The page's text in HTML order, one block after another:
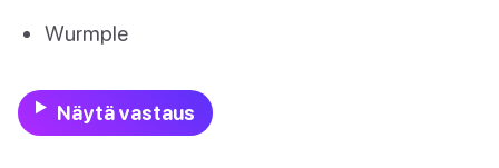
Wurmple
Näytä vastaus